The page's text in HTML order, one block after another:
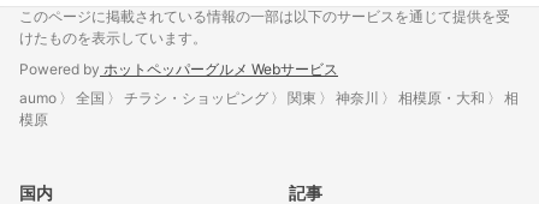
このページに掲載されている情報の一部は以下のサービスを通じて提供を受
けたものを表示しています。
Powered by ホットペッパーグルメ Webサービス
aumo
全国 チラシ・ショッピング 関東 神奈川 相模原・大和
相
模原
国内 記事